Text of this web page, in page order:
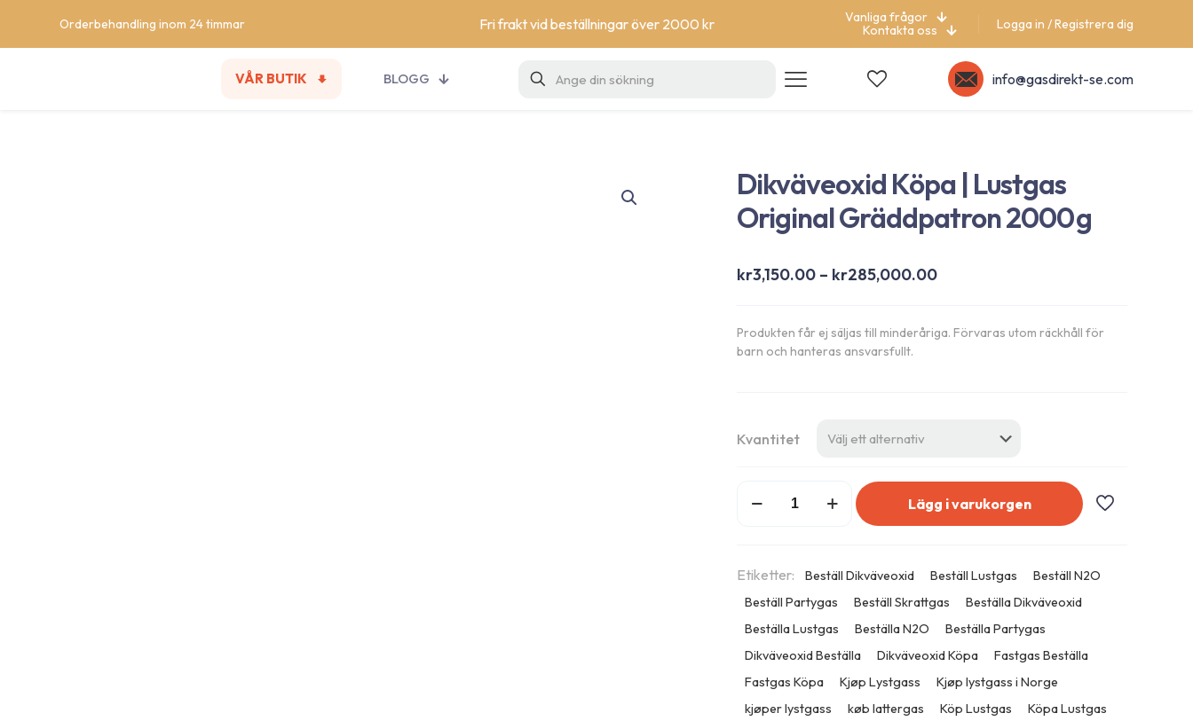
Orderbehandling inom 24 timmar Fri frakt vid beställningar över 2000 kr
Vanliga frågor
Kontakta oss
Logga in / Registrera dig
VÅR BUTIK BLOGG info@gasdirekt-se.com
Dikväveoxid Köpa | Lustgas
Original Gräddpatron 2000 g
kr3,150.00 – kr285,000.00Prisintervall:
till
Produkten får ej säljas till minderåriga. Förvaras utom räckhåll för
barn och hanteras ansvarsfullt.
Kvantitet
Original
Gräddpatron
Lägg i varukorgen
Etiketter: Beställ Dikväveoxid Beställ Lustgas
Beställ N2O
Beställ Partygas
Beställ Skrattgas
Beställa Dikväveoxid
Beställa Lustgas
Beställa N2O
Beställa Partygas
Dikväveoxid Beställa
Dikväveoxid Köpa
Fastgas Beställa
Fastgas Köpa
Kjøp Lystgass
Kjøp lystgass i Norge
kjøper lystgass
køb lattergas Köp Lustgas
Köpa Lustgas